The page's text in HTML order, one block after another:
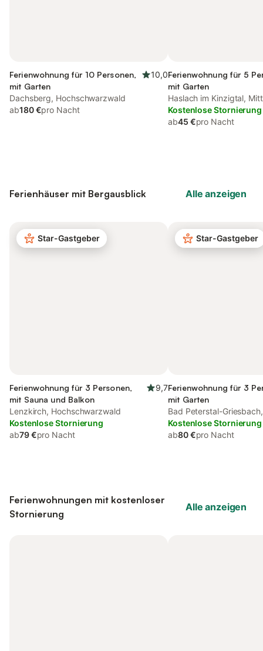
Ferienwohnung für 10 Personen,
mit Garten
10,0
Dachsberg, Hochschwarzwald
ab180 €pro Nacht
Ferienwohnung für 5
mit Garten
Haslach im Kinzigtal,
Schwarzwald
Kostenlose Stornierung
ab45 €pro Nacht
Ferienhäuser mit Bergausblick Alle anzeigen
Star-Gastgeber
Ferienwohnung für 3 Personen,
mit Sauna und Balkon
9,7
Lenzkirch, Hochschwarzwald
Kostenlose Stornierung
ab79 €pro Nacht
Star-Gastgeber
Ferienwohnung für 3
mit Garten
Bad Peterstal-
Schwarzwald
Kostenlose Stornierung
ab80 €pro Nacht
Ferienwohnungen mit kostenloser
Stornierung
Alle anzeigen